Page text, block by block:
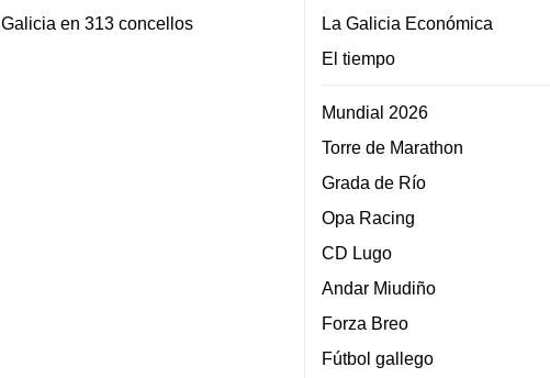
Galicia en 313 concellos
La Galicia Económica
El tiempo
Mundial 2026
Torre de Marathon
Grada de Río
Opa Racing
CD Lugo
Andar Miudiño
Forza Breo
Fútbol gallego